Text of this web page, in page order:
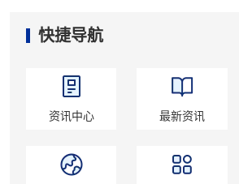
快捷导航
资讯中心 最新资讯